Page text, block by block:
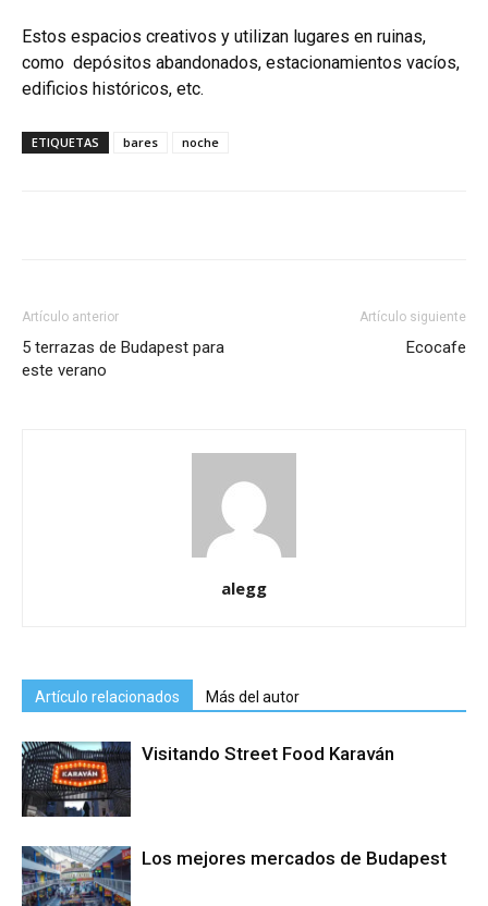
Estos espacios creativos y utilizan lugares en ruinas,
como depósitos abandonados, estacionamientos vacíos,
edificios históricos, etc.
ETIQUETAS bares noche
Artículo anterior
5 terrazas de Budapest para
este verano
Artículo siguiente
Ecocafe
alegg
Artículo relacionados Más del autor
Visitando Street Food Karaván
Los mejores mercados de Budapest